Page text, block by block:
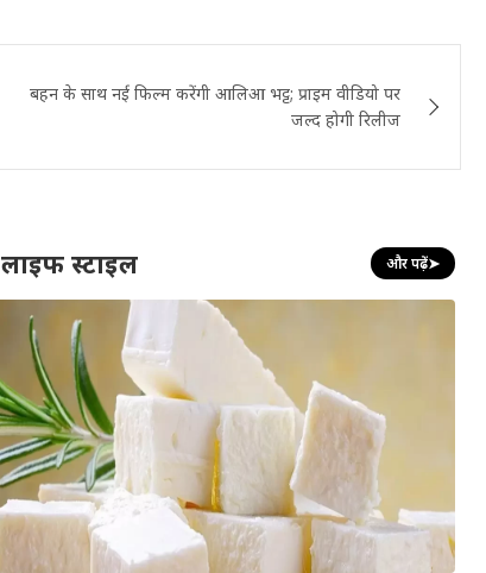
बहन के साथ नई फिल्म करेंगी आलिआ भट्ट; प्राइम वीडियो पर
जल्द होगी रिलीज
लाइफ स्टाइल और पढ़ें➤